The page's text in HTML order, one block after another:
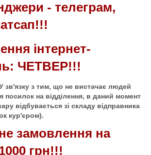
- телеграм,
інтернет-
ЧЕТВЕР!!!
зв'язку з тим, що не вистачає людей
посилок на відділення, в даний момент
відбувається зі складу відправника
кур'єром).
замовлення на
грн!!!